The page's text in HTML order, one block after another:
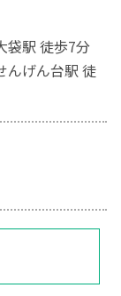
袋駅 徒歩7分
んげん台駅 徒